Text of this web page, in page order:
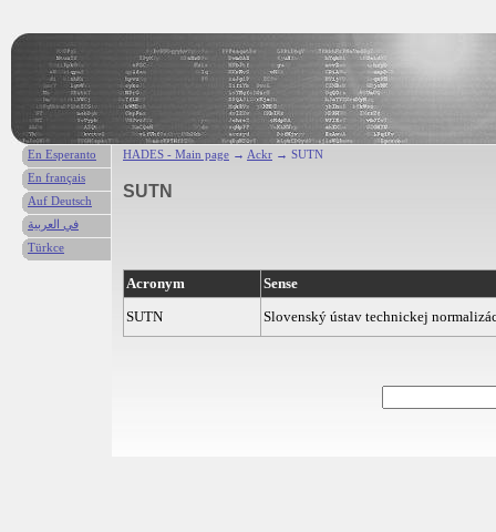
HADES - Main page → Ackr → SUTN
SUTN
Acronym
Sense
SUTN
Slovenský ústav technickej
En Esperanto
En français
Auf Deutsch
في العربية
Türkce